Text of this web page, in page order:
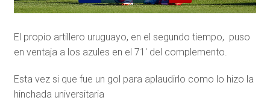
El propio artillero uruguayo, en el segundo tiempo, puso
en ventaja a los azules en el 71′ del complemento.
Esta vez si que fue un gol para aplaudirlo como lo hizo la
hinchada universitaria